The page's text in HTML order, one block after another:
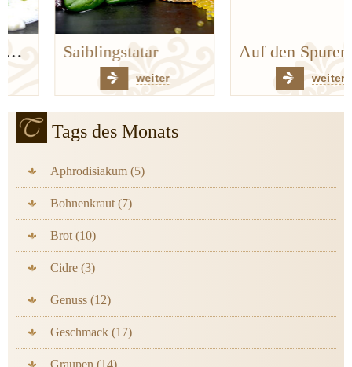
Saiblingstatar
weiter
Auf den Spuren der Bergischen Küchenklassiker
weiter
Tags des Monats
Aphrodisiakum (5)
Bohnenkraut (7)
Brot (10)
Cidre (3)
Genuss (12)
Geschmack (17)